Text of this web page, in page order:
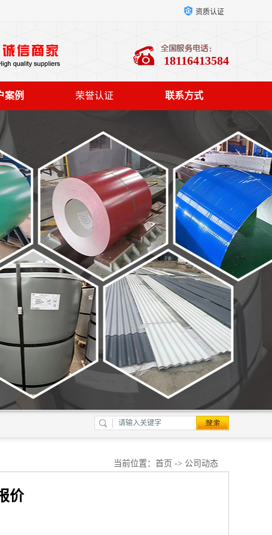
资质认证
18116413584
案例 荣誉认证 联系方式
当前位置： 首页 -> 公司动态
价